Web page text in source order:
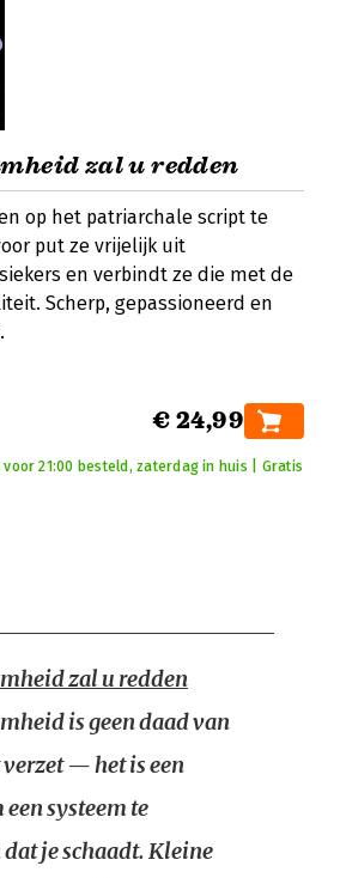
zal u redden
op het patriarchale script te
put ze vrijelijk uit
en verbindt ze die met de
Scherp, gepassioneerd en
€ 24,99
21:00 besteld, zaterdag in huis | Gratis
zal u redden
is geen daad van
— het is een
systeem te
je schaadt. Kleine